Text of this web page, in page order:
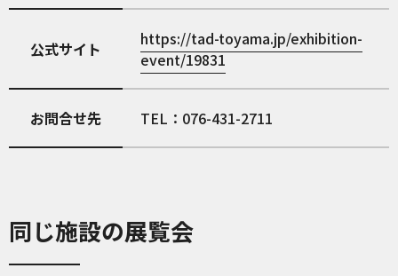
公式サイト
https://tad-toyama.jp/exhibition-
event/19831
お問合せ先 TEL：076-431-2711
同じ施設の展覧会